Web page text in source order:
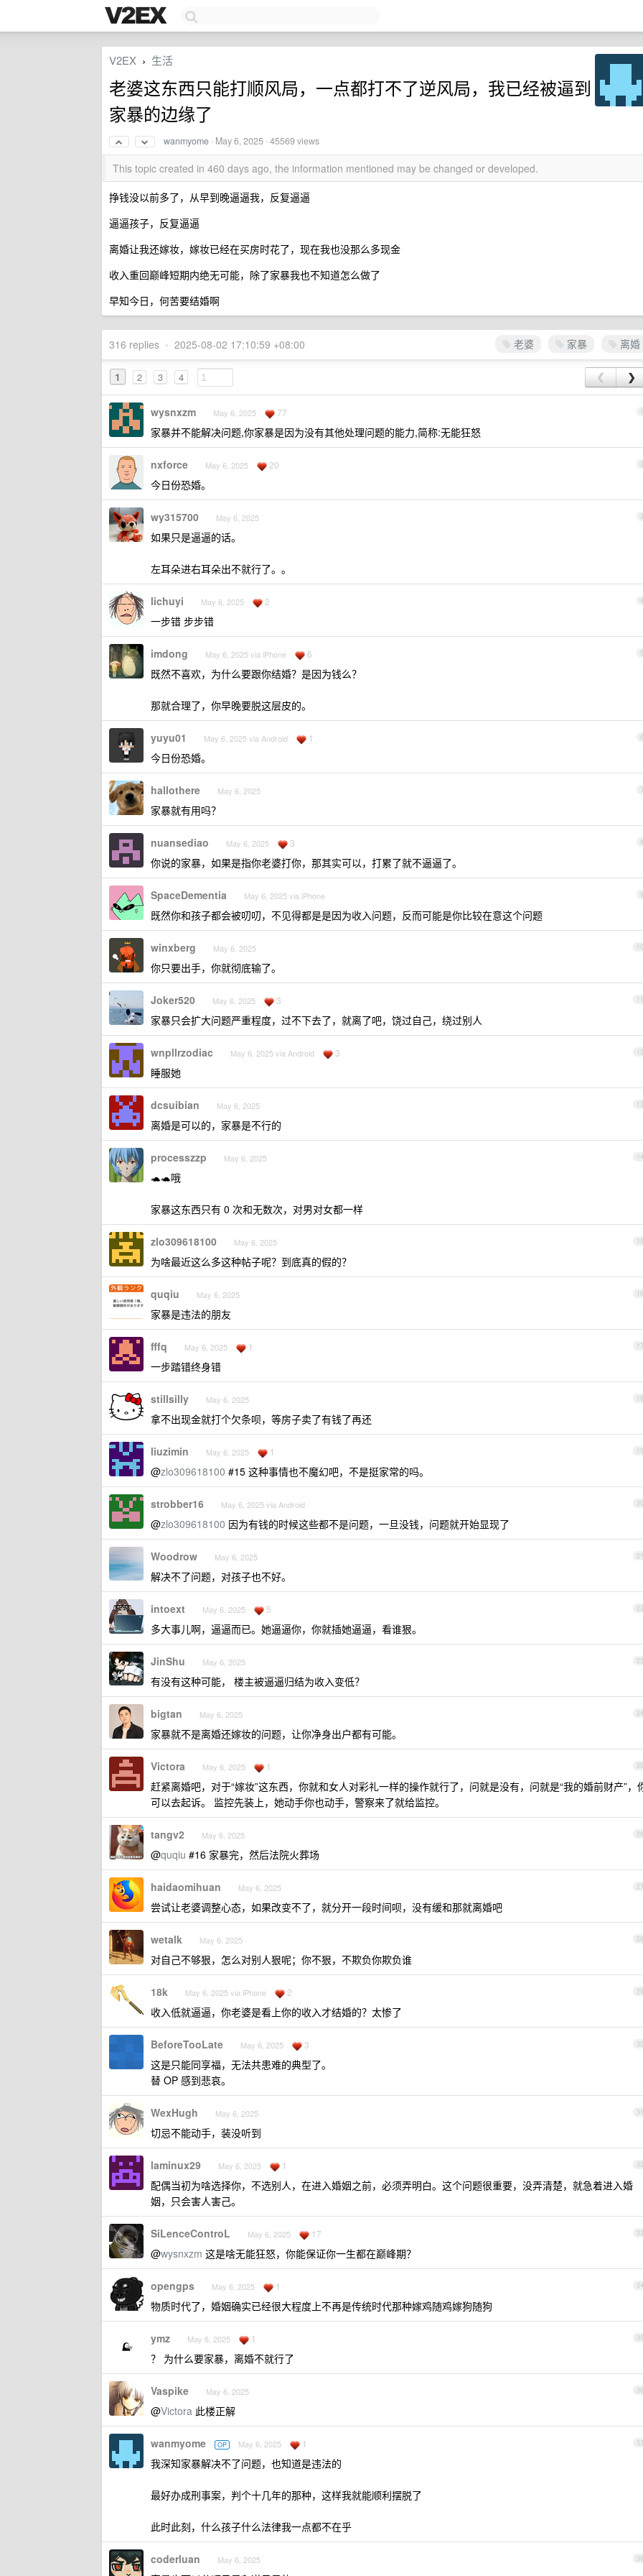
V2EX › 生活
老婆这东西只能打顺风局，一点都打不了逆风局，我已经被逼到
家暴的边缘了
wanmyome · May 6, 2025 · 45569 views
This topic created in 460 days ago, the information mentioned may be changed or developed.
挣钱没以前多了，从早到晚逼逼我，反复逼逼
逼逼孩子，反复逼逼
离婚让我还嫁妆，嫁妆已经在买房时花了，现在我也没那么多现金
收入重回巅峰短期内绝无可能，除了家暴我也不知道怎么做了
早知今日，何苦要结婚啊
老婆 家暴 离婚
316 replies • 2025-08-02 17:10:59 +08:00
1 2 3 4 ❮ ❯
1
wysnxzm May 6, 2025 77
家暴并不能解决问题,你家暴是因为没有其他处理问题的能力,简称:无能狂怒
2
nxforce May 6, 2025 20
今日份恐婚。
3
wy315700 May 6, 2025
如果只是逼逼的话。
左耳朵进右耳朵出不就行了。。
4
lichuyi May 6, 2025 2
一步错 步步错
5
imdong May 6, 2025 via iPhone 6
既然不喜欢，为什么要跟你结婚？是因为钱么？
那就合理了，你早晚要脱这层皮的。
6
yuyu01 May 6, 2025 via Android 1
今日份恐婚。
7
hallothere May 6, 2025
家暴就有用吗？
8
nuansediao May 6, 2025 3
你说的家暴，如果是指你老婆打你，那其实可以，打累了就不逼逼了。
9
SpaceDementia May 6, 2025 via iPhone
既然你和孩子都会被叨叨，不见得都是是因为收入问题，反而可能是你比较在意这个问题
10
winxberg May 6, 2025
你只要出手，你就彻底输了。
11
Joker520 May 6, 2025 3
家暴只会扩大问题严重程度，过不下去了，就离了吧，饶过自己，绕过别人
12
wnpllrzodiac May 6, 2025 via Android 3
睡服她
13
dcsuibian May 6, 2025
离婚是可以的，家暴是不行的
14
processzzp May 6, 2025
🐢🐢哦
家暴这东西只有 0 次和无数次，对男对女都一样
15
zlo309618100 May 6, 2025
为啥最近这么多这种帖子呢？到底真的假的？
16
quqiu May 6, 2025
家暴是违法的朋友
17
fffq May 6, 2025 1
一步踏错终身错
18
stillsilly May 6, 2025
拿不出现金就打个欠条呗，等房子卖了有钱了再还
19
liuzimin May 6, 2025 1
@zlo309618100 #15 这种事情也不魔幻吧，不是挺家常的吗。
20
strobber16 May 6, 2025 via Android
@zlo309618100 因为有钱的时候这些都不是问题，一旦没钱，问题就开始显现了
21
Woodrow May 6, 2025
解决不了问题，对孩子也不好。
22
intoext May 6, 2025 5
多大事儿啊，逼逼而已。她逼逼你，你就插她逼逼，看谁狠。
23
JinShu May 6, 2025
有没有这种可能， 楼主被逼逼归结为收入变低？
24
bigtan May 6, 2025
家暴就不是离婚还嫁妆的问题，让你净身出户都有可能。
25
Victora May 6, 2025 1
赶紧离婚吧，对于“嫁妆”这东西，你就和女人对彩礼一样的操作就行了，问就是没有，问就是“我的婚前财产”，
可以去起诉。 监控先装上，她动手你也动手，警察来了就给监控。
26
tangv2 May 6, 2025
@quqiu #16 家暴完，然后法院火葬场
27
haidaomihuan May 6, 2025
尝试让老婆调整心态，如果改变不了，就分开一段时间呗，没有缓和那就离婚吧
28
wetalk May 6, 2025
对自己不够狠，怎么对别人狠呢；你不狠，不欺负你欺负谁
29
18k May 6, 2025 via iPhone 2
收入低就逼逼，你老婆是看上你的收入才结婚的？太惨了
30
BeforeTooLate May 6, 2025 3
这是只能同享福，无法共患难的典型了。
替 OP 感到悲哀。
31
WexHugh May 6, 2025
切忌不能动手，装没听到
32
laminux29 May 6, 2025 1
配偶当初为啥选择你，不选别人，在进入婚姻之前，必须弄明白。这个问题很重要，没弄清楚，就急着进入婚
姻，只会害人害己。
33
SiLenceControL May 6, 2025 17
@wysnxzm 这是啥无能狂怒，你能保证你一生都在巅峰期？
34
opengps May 6, 2025 1
物质时代了，婚姻确实已经很大程度上不再是传统时代那种嫁鸡随鸡嫁狗随狗
35
ymz May 6, 2025 1
？ 为什么要家暴，离婚不就行了
36
Vaspike May 6, 2025
@Victora 此楼正解
37
wanmyome OP May 6, 2025 1
我深知家暴解决不了问题，也知道是违法的
最好办成刑事案，判个十几年的那种，这样我就能顺利摆脱了
此时此刻，什么孩子什么法律我一点都不在乎
38
coderluan May 6, 2025